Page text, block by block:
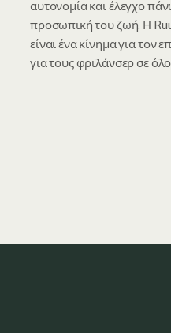
αυτονομία και έλεγχο
προσωπική του ζωή. Η
είναι ένα κίνημα για τον
για τους φριλάνσερ σε